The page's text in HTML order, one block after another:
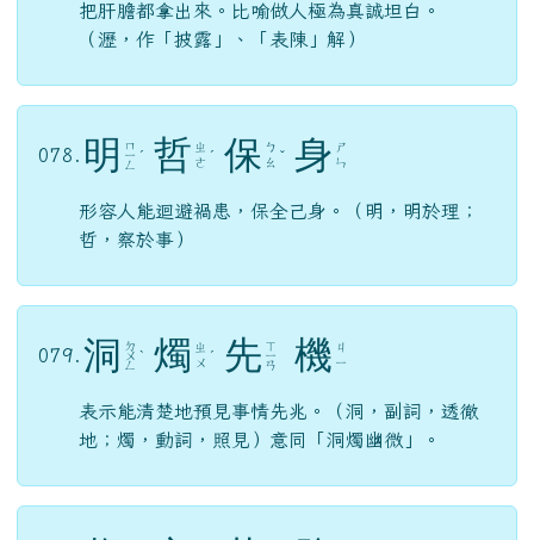
把肝膽都拿出來。比喻做人極為真誠坦白。
（瀝，作「披露」、「表陳」解）
078. 明 ㄇ
ㄧ
ㄥ
ˊ 哲 ㄓ
ㄜ ˊ 保 ㄅ
ㄠ ˇ 身 ㄕ
ㄣ
形容人能迴避禍患，保全己身。（明，明於理；
哲，察於事）
079. 洞 ㄉ
ㄨ
ㄥ
ˋ 燭 ㄓ
ㄨ ˊ 先 ㄒ
ㄧ
ㄢ 機 ㄐ
ㄧ
表示能清楚地預見事情先兆。（洞，副詞，透徹
地；燭，動詞，照見）意同「洞燭幽微」。